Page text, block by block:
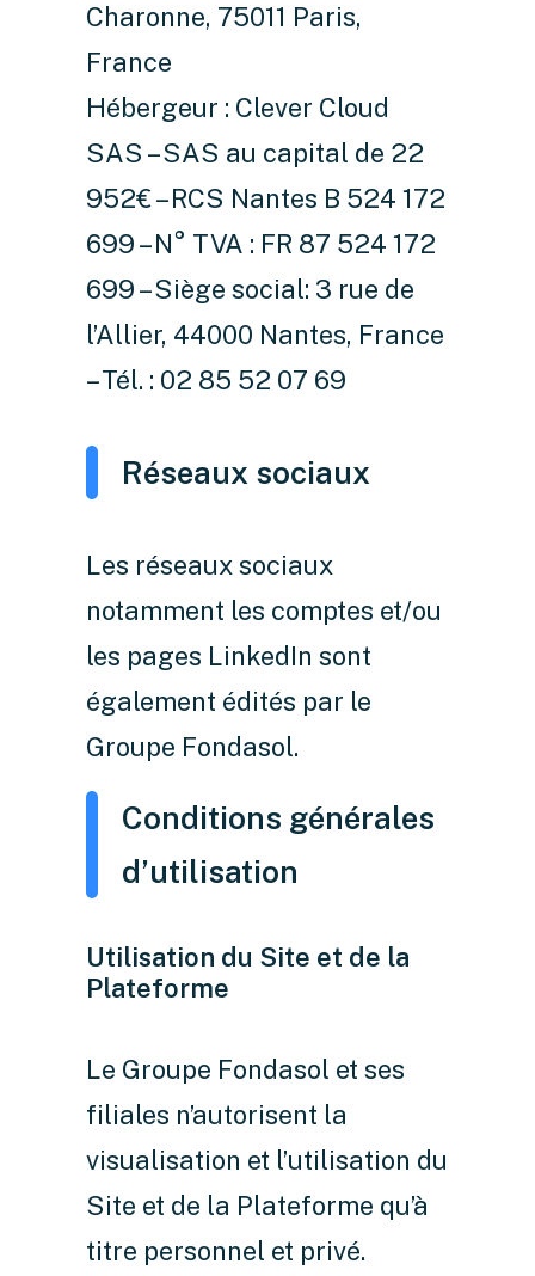
Charonne, 75011 Paris,
France
Hébergeur : Clever Cloud
SAS – SAS au capital de 22
952€ – RCS Nantes B 524 172
699 – N° TVA : FR 87 524 172
699 – Siège social: 3 rue de
l’Allier, 44000 Nantes, France
– Tél. : 02 85 52 07 69
Réseaux sociaux
Les réseaux sociaux
notamment les comptes et/ou
les pages LinkedIn sont
également édités par le
Groupe Fondasol.
Conditions générales
d’utilisation
Utilisation du Site et de la
Plateforme
Le Groupe Fondasol et ses
filiales n’autorisent la
visualisation et l’utilisation du
Site et de la Plateforme qu’à
titre personnel et privé.